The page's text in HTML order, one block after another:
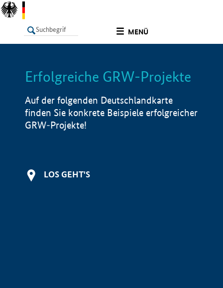
MENÜ
LISTE Info
Erfolgreiche GRW-Projekte
Auf der folgenden Deutschlandkarte
finden Sie konkrete Beispiele erfolgreicher
GRW-Projekte!
LOS GEHT'S